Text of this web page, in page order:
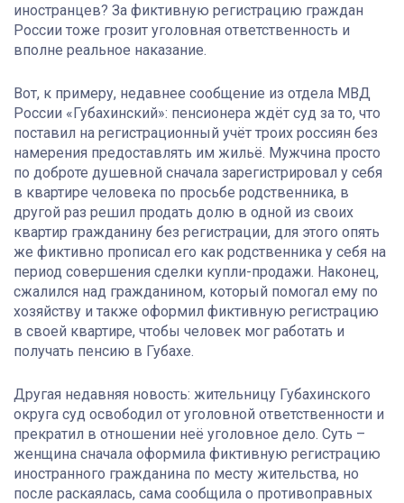
иностранцев? За фиктивную регистрацию граждан
России тоже грозит уголовная ответственность и
вполне реальное наказание.
Вот, к примеру, недавнее сообщение из отдела МВД
России «Губахинский»: пенсионера ждёт суд за то, что
поставил на регистрационный учёт троих россиян без
намерения предоставлять им жильё. Мужчина просто
по доброте душевной сначала зарегистрировал у себя
в квартире человека по просьбе родственника, в
другой раз решил продать долю в одной из своих
квартир гражданину без регистрации, для этого опять
же фиктивно прописал его как родственника у себя на
период совершения сделки купли-продажи. Наконец,
сжалился над гражданином, который помогал ему по
хозяйству и также оформил фиктивную регистрацию
в своей квартире, чтобы человек мог работать и
получать пенсию в Губахе.
Другая недавняя новость: жительницу Губахинского
округа суд освободил от уголовной ответственности и
прекратил в отношении неё уголовное дело. Суть –
женщина сначала оформила фиктивную регистрацию
иностранного гражданина по месту жительства, но
после раскаялась, сама сообщила о противоправных